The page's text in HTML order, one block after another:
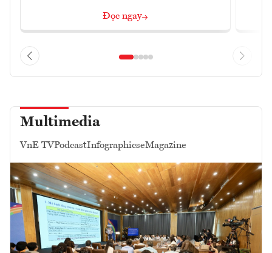
Đọc ngay
Multimedia
VnE TVPodcastInfographicseMagazine